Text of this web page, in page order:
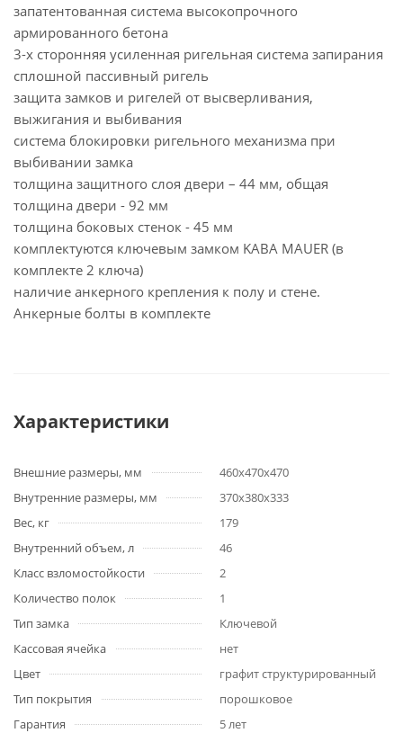
запатентованная система высокопрочного
армированного бетона
3-х сторонняя усиленная ригельная система запирания
сплошной пассивный ригель
защита замков и ригелей от высверливания,
выжигания и выбивания
система блокировки ригельного механизма при
выбивании замка
толщина защитного слоя двери – 44 мм, общая
толщина двери - 92 мм
толщина боковых стенок - 45 мм
комплектуются ключевым замком KABA MAUER (в
комплекте 2 ключа)
наличие анкерного крепления к полу и стене.
Анкерные болты в комплекте
Характеристики
Внешние размеры, мм
460x470x470
Внутренние размеры, мм
370x380x333
Вес, кг
179
Внутренний объем, л
46
Класс взломостойкости
2
Количество полок
1
Тип замка
Ключевой
Кассовая ячейка
нет
Цвет
графит структурированный
Тип покрытия
порошковое
Гарантия
5 лет